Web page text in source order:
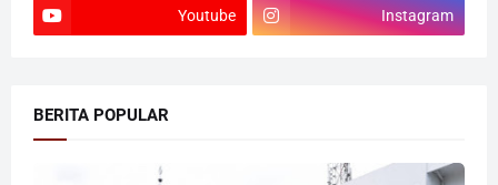
Youtube Instagram
BERITA POPULAR